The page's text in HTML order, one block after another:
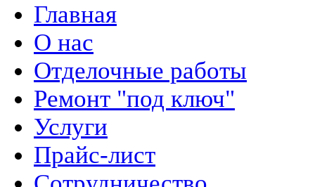
Главная
О нас
Отделочные работы
Ремонт "под ключ"
Услуги
Прайс-лист